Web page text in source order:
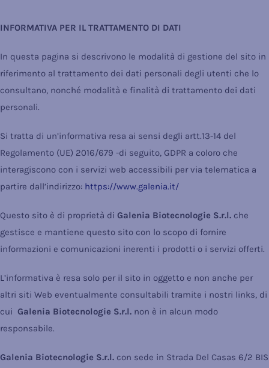
INFORMATIVA PER IL TRATTAMENTO DI DATI
In questa pagina si descrivono le modalità di gestione del sito in
riferimento al trattamento dei dati personali degli utenti che lo
consultano, nonché modalità e finalità di trattamento dei dati
personali.
Si tratta di un’informativa resa ai sensi degli artt.13-14 del
Regolamento (UE) 2016/679 -di seguito, GDPR a coloro che
interagiscono con i servizi web accessibili per via telematica a
partire dall’indirizzo: https://www.galenia.it/
Questo sito è di proprietà di Galenia Biotecnologie S.r.l. che
gestisce e mantiene questo sito con lo scopo di fornire
informazioni e comunicazioni inerenti i prodotti o i servizi offerti.
L’informativa è resa solo per il sito in oggetto e non anche per
altri siti Web eventualmente consultabili tramite i nostri links, di
cui Galenia Biotecnologie S.r.l. non è in alcun modo
responsabile.
Galenia Biotecnologie S.r.l. con sede in Strada Del Casas 6/2 BIS